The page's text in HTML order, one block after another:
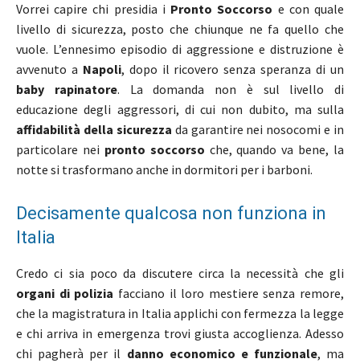
Vorrei capire chi presidia i Pronto Soccorso e con quale
livello di sicurezza, posto che chiunque ne fa quello che
vuole. L’ennesimo episodio di aggressione e distruzione è
avvenuto a Napoli, dopo il ricovero senza speranza di un
baby rapinatore. La domanda non è sul livello di
educazione degli aggressori, di cui non dubito, ma sulla
affidabilità della sicurezza da garantire nei nosocomi e in
particolare nei pronto soccorso che, quando va bene, la
notte si trasformano anche in dormitori per i barboni.
Decisamente qualcosa non funziona in
Italia
Credo ci sia poco da discutere circa la necessità che gli
organi di polizia facciano il loro mestiere senza remore,
che la magistratura in Italia applichi con fermezza la legge
e chi arriva in emergenza trovi giusta accoglienza. Adesso
chi pagherà per il danno economico e funzionale, ma